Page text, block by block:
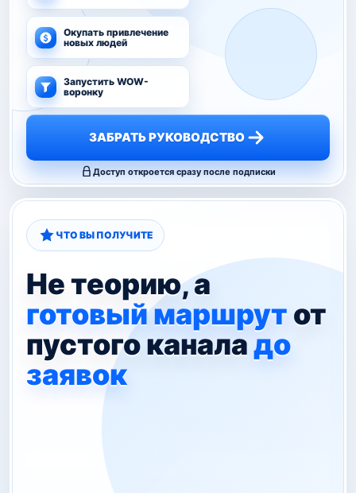
Окупать привлечение
новых людей
Запустить WOW-
воронку
ЗАБРАТЬ РУКОВОДСТВО
Доступ откроется сразу после подписки
ЧТО ВЫ ПОЛУЧИТЕ
Не теорию, а
готовый маршрут от
пустого каналадо
заявок